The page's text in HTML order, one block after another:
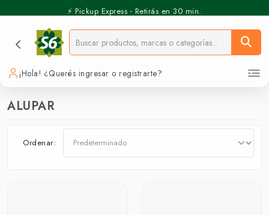
⚡️ Pickup Express - Retirás en 30 min.
¡Hola! ¿Querés ingresar o registrarte?
ALUPAR
Ordenar: